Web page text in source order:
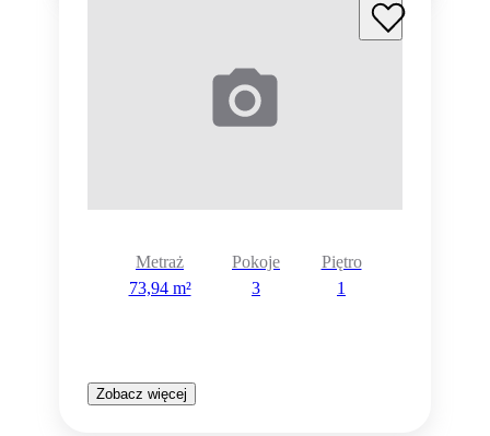
Metraż
73,94 m²
Pokoje
3
Piętro
1
Zobacz więcej